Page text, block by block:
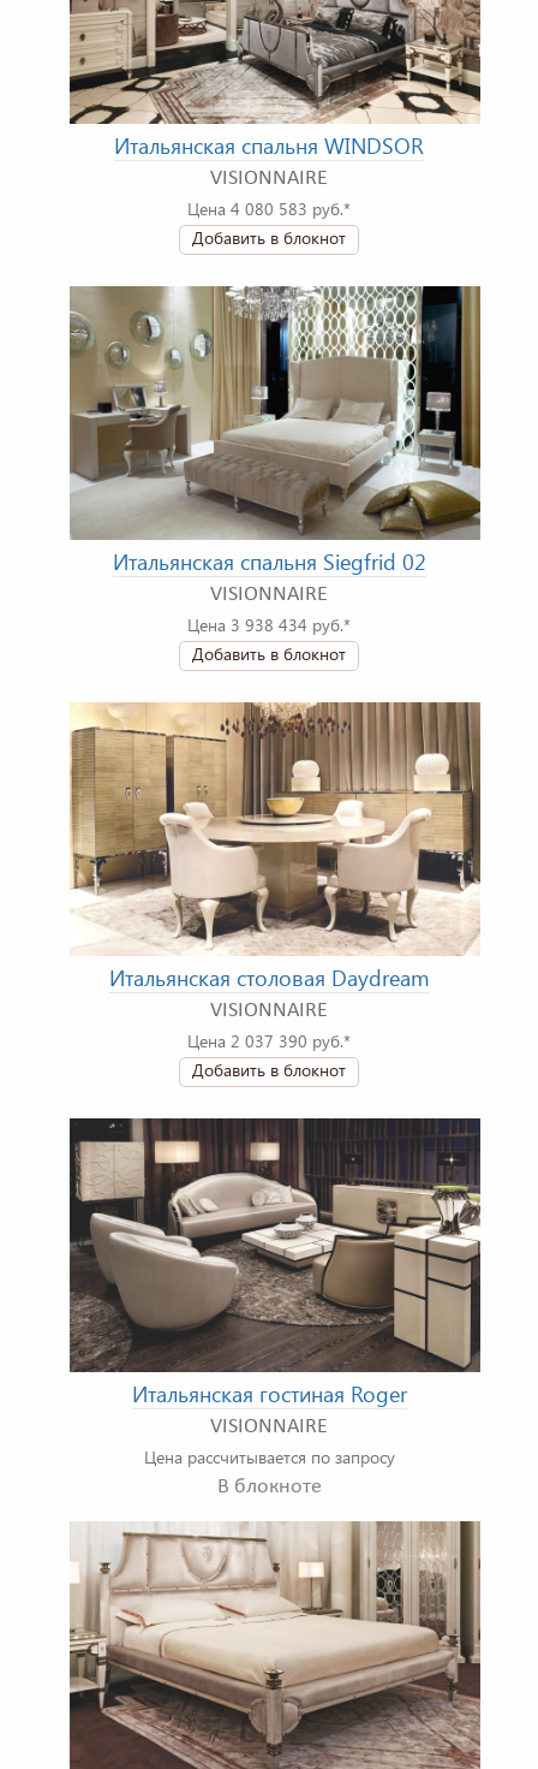
Итальянская спальня WINDSOR
VISIONNAIRE
Цена 4 080 583 руб.*
Добавить в блокнот
Итальянская спальня Siegfrid 02
VISIONNAIRE
Цена 3 938 434 руб.*
Добавить в блокнот
Итальянская столовая Daydream
VISIONNAIRE
Цена 2 037 390 руб.*
Добавить в блокнот
Итальянская гостиная Roger
VISIONNAIRE
Цена рассчитывается по запросу
В блокноте